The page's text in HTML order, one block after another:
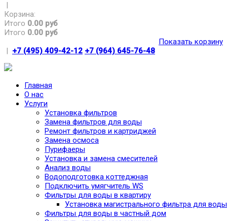
|
Корзина:
Итого 0.00 руб
Итого 0.00 руб
Показать корзину
| +7 (495) 409-42-12 +7 (964) 645-76-48
Главная
О нас
Услуги
Установка фильтров
Замена фильтров для воды
Ремонт фильтров и картриджей
Замена осмоса
Пурифаеры
Установка и замена смесителей
Анализ воды
Водоподготовка коттеджная
Подключить умягчитель WS
Фильтры для воды в квартиру
Установка магистрального фильтра для воды
Фильтры для воды в частный дом